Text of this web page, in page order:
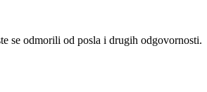
se odmorili od posla i drugih odgovornosti.